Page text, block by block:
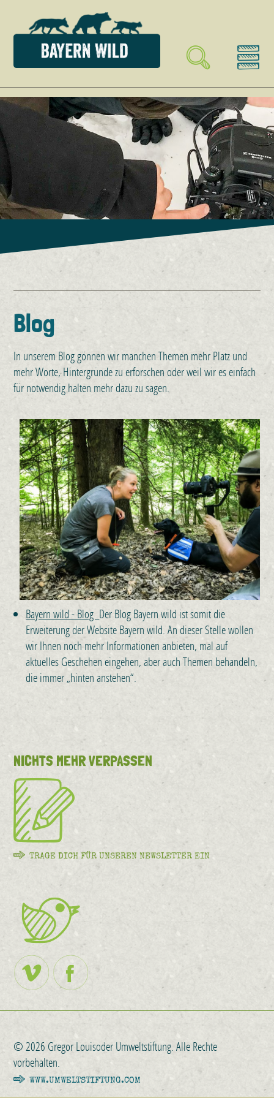
Blog
In unserem Blog gönnen wir manchen Themen mehr Platz und
mehr Worte, Hintergründe zu erforschen oder weil wir es einfach
für notwendig halten mehr dazu zu sagen.
Bayern wild - Blog Der Blog Bayern wild ist somit die
Erweiterung der Website Bayern wild. An dieser Stelle wollen
wir Ihnen noch mehr Informationen anbieten, mal auf
aktuelles Geschehen eingehen, aber auch Themen behandeln,
die immer „hinten anstehen“.
NICHTS MEHR VERPASSEN
TRAGE DICH FÜR UNSEREN NEWSLETTER EIN
© 2026 Gregor Louisoder Umweltstiftung. Alle Rechte
vorbehalten.
WWW.UMWELTSTIFTUNG.COM